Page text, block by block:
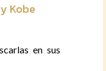
Kobe
en sus